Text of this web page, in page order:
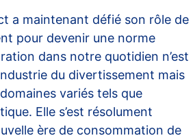
a maintenant défié son rôle de
pour devenir une norme
dans notre quotidien n’est
du divertissement mais
variés tels que
Elle s’est résolument
ère de consommation de